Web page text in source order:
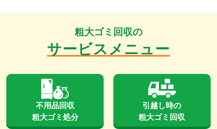
粗大ゴミ回収の
サービスメニュー
不用品回収
粗大ゴミ処分
引越し時の
粗大ゴミ回収